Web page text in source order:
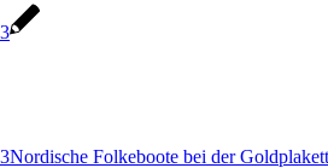
Nordische Folkeboote bei der